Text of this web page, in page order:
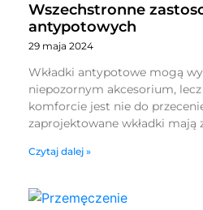
Wszechstronne
antypotowych
29 maja 2024
Wkładki antypotowe mogą
niepozornym akcesorium,
komforcie jest nie do
zaprojektowane wkładki mają
Czytaj dalej »